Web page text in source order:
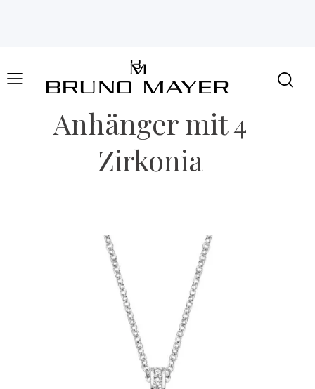
Anhänger mit 4
Zirkonia